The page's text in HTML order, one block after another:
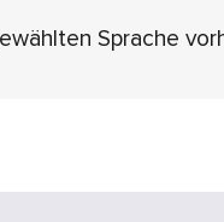
Sprache